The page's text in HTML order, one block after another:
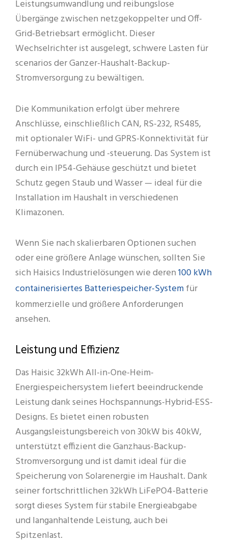
Leistungsumwandlung und reibungslose
Übergänge zwischen netzgekoppelter und Off-
Grid-Betriebsart ermöglicht. Dieser
Wechselrichter ist ausgelegt, schwere Lasten für
scenarios der Ganzer-Haushalt-Backup-
Stromversorgung zu bewältigen.
Die Kommunikation erfolgt über mehrere
Anschlüsse, einschließlich CAN, RS-232, RS485,
mit optionaler WiFi- und GPRS-Konnektivität für
Fernüberwachung und -steuerung. Das System ist
durch ein IP54-Gehäuse geschützt und bietet
Schutz gegen Staub und Wasser — ideal für die
Installation im Haushalt in verschiedenen
Klimazonen.
Wenn Sie nach skalierbaren Optionen suchen
oder eine größere Anlage wünschen, sollten Sie
sich Haisics Industrielösungen wie deren100 kWh
containerisiertes Batteriespeicher-Systemfür
kommerzielle und größere Anforderungen
ansehen.
Leistung und Effizienz
Das Haisic 32kWh All-in-One-Heim-
Energiespeichersystem liefert beeindruckende
Leistung dank seines Hochspannungs-Hybrid-ESS-
Designs. Es bietet einen robusten
Ausgangsleistungsbereich von 30kW bis 40kW,
unterstützt effizient die Ganzhaus-Backup-
Stromversorgung und ist damit ideal für die
Speicherung von Solarenergie im Haushalt. Dank
seiner fortschrittlichen 32kWh LiFePO4-Batterie
sorgt dieses System für stabile Energieabgabe
und langanhaltende Leistung, auch bei
Spitzenlast.